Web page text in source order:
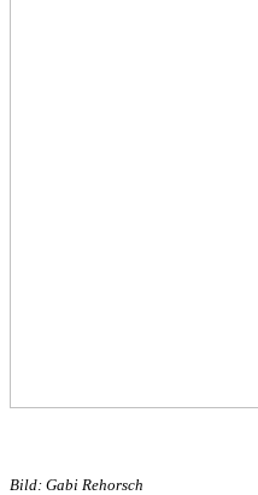
Bild: Gabi Rehorsch